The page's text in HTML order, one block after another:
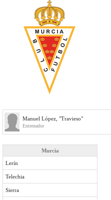
Manuel López, "Travieso"
Entrenador
Murcia
Lerín
Telechia
Sierra